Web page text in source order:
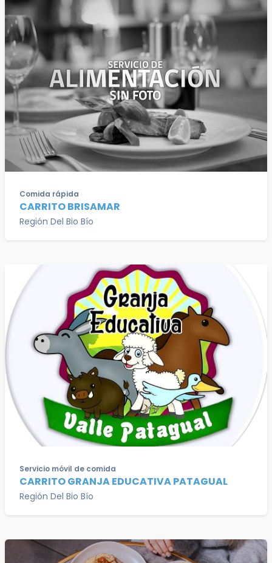
Comida rápida
CARRITO BRISAMAR
Región Del Bio Bío
Servicio móvil de comida
CARRITO GRANJA EDUCATIVA PATAGUAL
Región Del Bio Bío